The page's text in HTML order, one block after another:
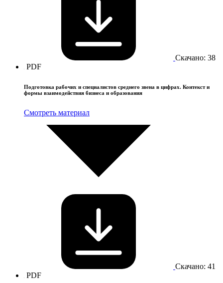
Скачано: 38
PDF
Подготовка рабочих и специалистов среднего звена в цифрах. Контекст и
формы взаимодействия бизнеса и образования
Смотреть материал
Скачано: 41
PDF